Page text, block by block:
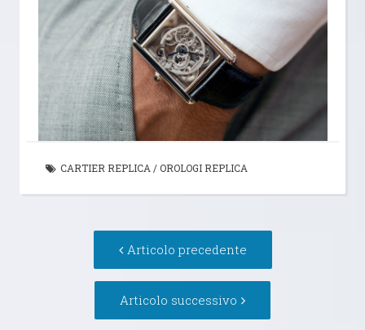
CARTIER REPLICA /OROLOGI REPLICA
Navigazione
Articolo precedente
precedente:
Articolo successivo
successivo: